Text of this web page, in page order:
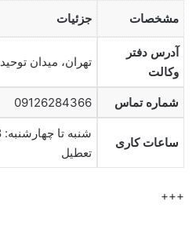
مشخصات جزئیات
آدرس دفتر
وکالت
تهران، میدان توحید
شماره تماس 09126284366
ساعات کاری
تعطیل
+++